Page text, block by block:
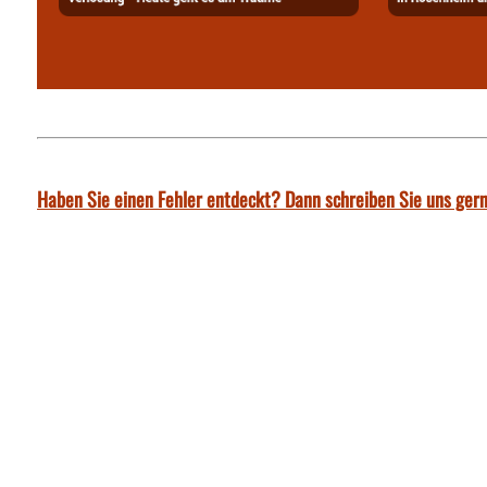
Haben Sie einen Fehler entdeckt? Dann schreiben Sie uns